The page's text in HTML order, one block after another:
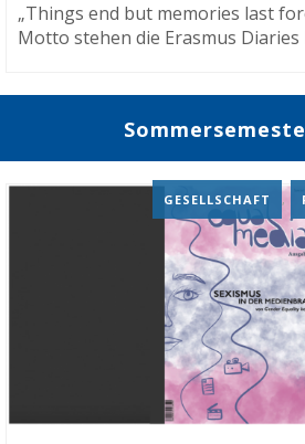
„Things end but memories last
Motto stehen die Erasmus Diaries
GESELLSCHAFT ,